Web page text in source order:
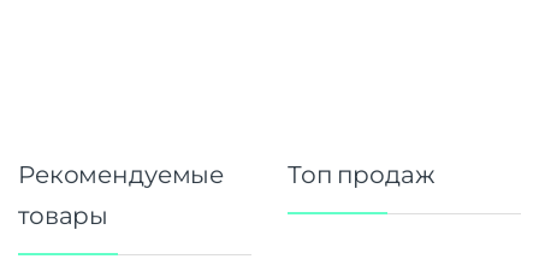
Рекомендуемые
товары
Топ продаж